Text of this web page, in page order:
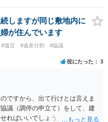
行が完了したときの報酬だけ、
くなった際に、法務局に預けた自
のにされる可能性 ⇒自筆の遺言
法務局に遺言書の有無を照会す
けた自筆証書遺言の存在を親族
せん。 存在をなかったものにす
言者と面談してみないと判断が
しますが同じ敷地内に
が住んでいます
#遺言 #遺産分割
#協議
役にたった 3
ですから、出て行けとは言えま
議（調停の申立て）をして、建
ればいいでしょう。 建物の固定